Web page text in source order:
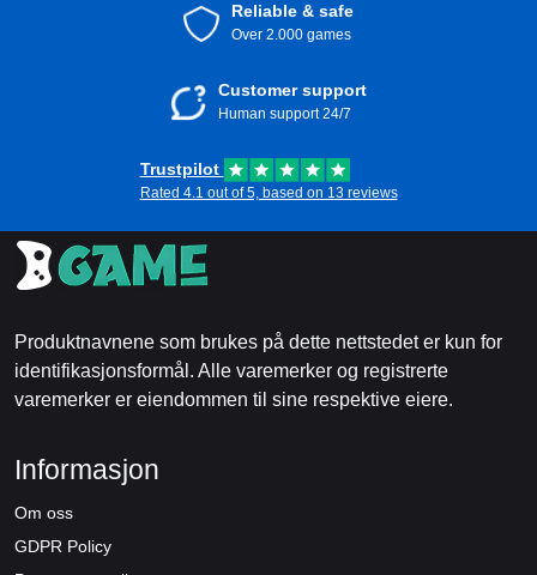
Reliable & safe
Over 2.000 games
Customer support
Human support 24/7
Trustpilot
Rated 4.1 out of 5, based on 13 reviews
Produktnavnene som brukes på dette nettstedet er kun for
identifikasjonsformål. Alle varemerker og registrerte
varemerker er eiendommen til sine respektive eiere.
Informasjon
Om oss
GDPR Policy